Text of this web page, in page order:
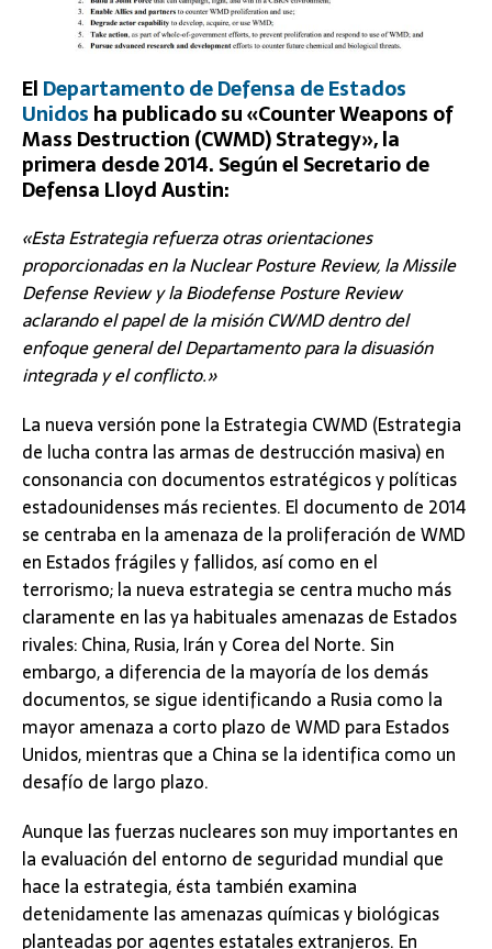
El Departamento de Defensa de Estados
Unidos ha publicado su «Counter Weapons of
Mass Destruction (CWMD) Strategy», la
primera desde 2014. Según el Secretario de
Defensa Lloyd Austin:
«Esta Estrategia refuerza otras orientaciones
proporcionadas en la Nuclear Posture Review, la Missile
Defense Review y la Biodefense Posture Review
aclarando el papel de la misión CWMD dentro del
enfoque general del Departamento para la disuasión
integrada y el conflicto.»
La nueva versión pone la Estrategia CWMD (Estrategia
de lucha contra las armas de destrucción masiva) en
consonancia con documentos estratégicos y políticas
estadounidenses más recientes. El documento de 2014
se centraba en la amenaza de la proliferación de WMD
en Estados frágiles y fallidos, así como en el
terrorismo; la nueva estrategia se centra mucho más
claramente en las ya habituales amenazas de Estados
rivales: China, Rusia, Irán y Corea del Norte. Sin
embargo, a diferencia de la mayoría de los demás
documentos, se sigue identificando a Rusia como la
mayor amenaza a corto plazo de WMD para Estados
Unidos, mientras que a China se la identifica como un
desafío de largo plazo.
Aunque las fuerzas nucleares son muy importantes en
la evaluación del entorno de seguridad mundial que
hace la estrategia, ésta también examina
detenidamente las amenazas químicas y biológicas
planteadas por agentes estatales extranjeros. En